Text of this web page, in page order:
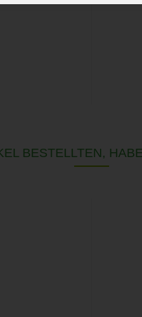
BESTELLTEN,